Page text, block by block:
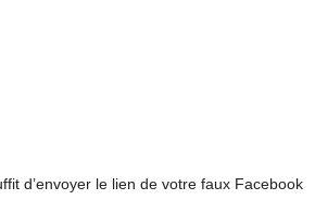
d’envoyer le lien de votre faux Facebook